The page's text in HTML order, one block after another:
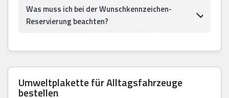
Was muss ich bei der Wunschkennzeichen-
Reservierung beachten?
Umweltplakette für Alltagsfahrzeuge
bestellen